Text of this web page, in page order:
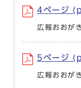
4ページ
広報おおが
5ページ
広報おおが